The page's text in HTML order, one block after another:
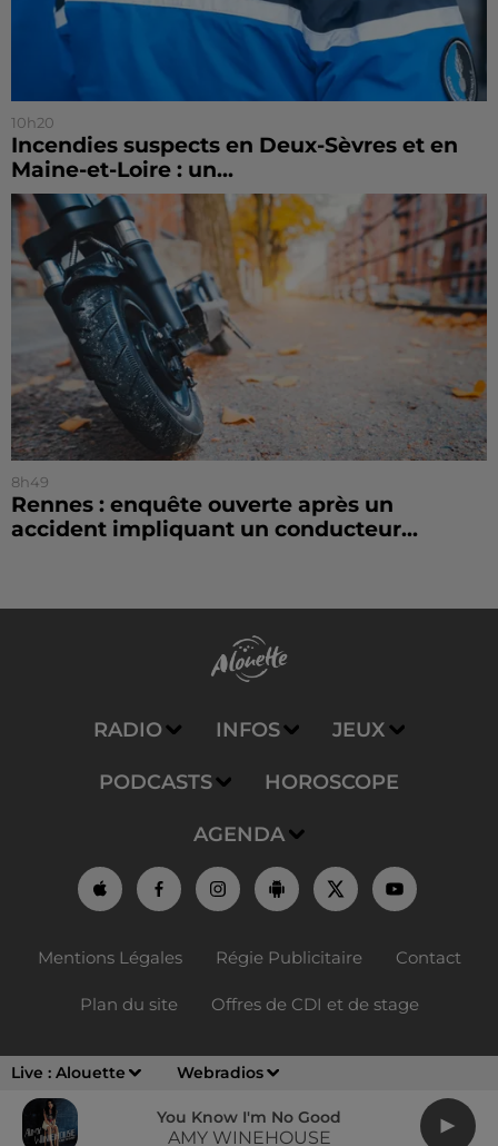
Live : Alouette Webradios
You Know I'm No Good
AMY WINEHOUSE
10h20
Incendies suspects en Deux-Sèvres et en
Maine-et-Loire : un...
8h49
Rennes : enquête ouverte après un
accident impliquant un conducteur...
RADIO INFOS JEUX
PODCASTS HOROSCOPE
AGENDA
Mentions Légales Régie Publicitaire Contact
Plan du site Offres de CDI et de stage